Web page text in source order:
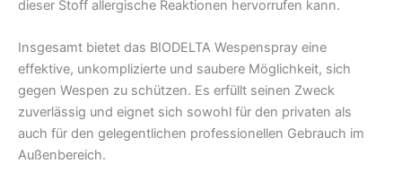
dieser Stoff allergische Reaktionen hervorrufen kann.
Insgesamt bietet das BIODELTA Wespenspray eine
effektive, unkomplizierte und saubere Möglichkeit, sich
gegen Wespen zu schützen. Es erfüllt seinen Zweck
zuverlässig und eignet sich sowohl für den privaten als
auch für den gelegentlichen professionellen Gebrauch im
Außenbereich.